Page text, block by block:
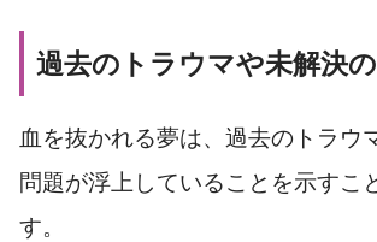
過去のトラウマや未解決
血を抜かれる夢は、過去のトラウ
問題が浮上していることを示すこ
す。